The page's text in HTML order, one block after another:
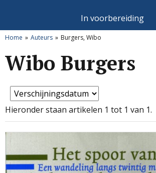
In voorbereiding
Home Auteurs Burgers, Wibo
Wibo Burgers
Hieronder staan artikelen 1 tot 1 van 1.